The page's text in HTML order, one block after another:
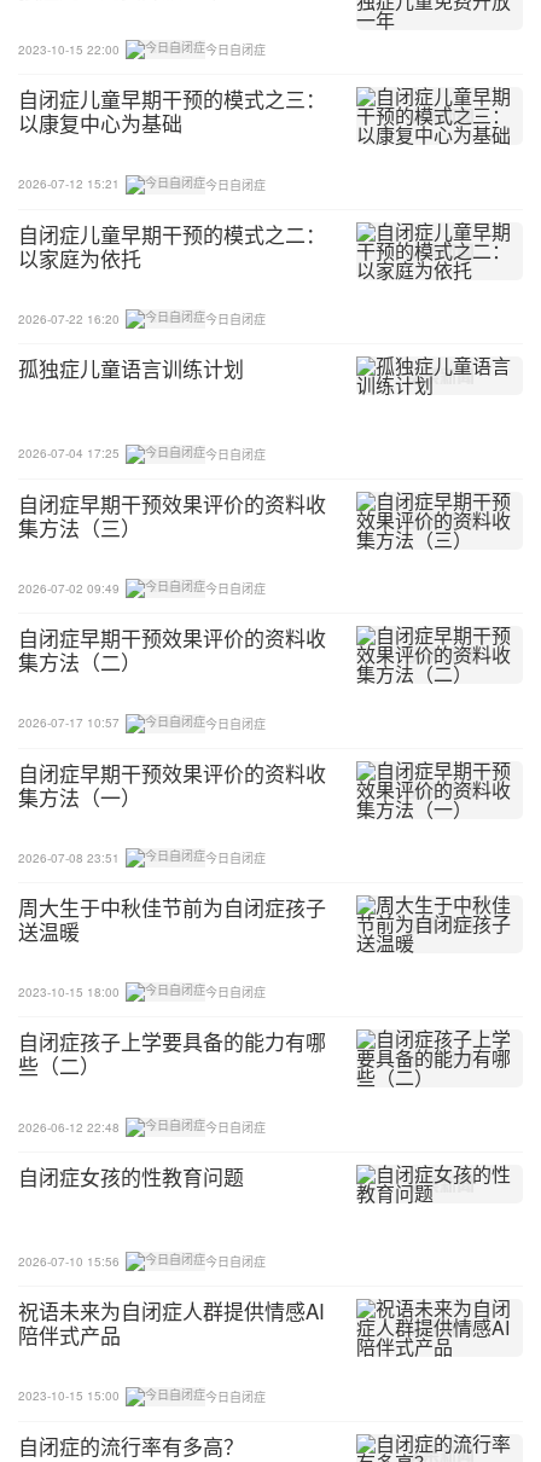
开启了英国学前融合教育政策的大门，还直接影响了
以上就是英国自闭症儿童早期干预的政策法规，我们
2023-10-15 22:00 今日自闭症
自闭症儿童早期干预的模式之三：
以康复中心为基础
2026-07-12 15:21 今日自闭症
自闭症儿童早期干预的模式之二：
以家庭为依托
2026-07-22 16:20 今日自闭症
孤独症儿童语言训练计划
2026-07-04 17:25 今日自闭症
自闭症早期干预效果评价的资料收
集方法（三）
2026-07-02 09:49 今日自闭症
自闭症早期干预效果评价的资料收
集方法（二）
2026-07-17 10:57 今日自闭症
自闭症早期干预效果评价的资料收
集方法（一）
2026-07-08 23:51 今日自闭症
周大生于中秋佳节前为自闭症孩子
送温暖
2023-10-15 18:00 今日自闭症
自闭症孩子上学要具备的能力有哪
些（二）
2026-06-12 22:48 今日自闭症
自闭症女孩的性教育问题
2026-07-10 15:56 今日自闭症
祝语未来为自闭症人群提供情感AI
陪伴式产品
2023-10-15 15:00 今日自闭症
自闭症的流行率有多高？